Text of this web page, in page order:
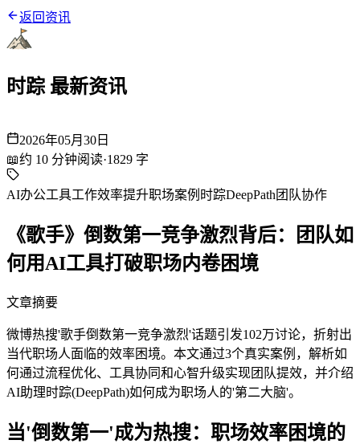
返回资讯
时踪 最新资讯
2026年05月30日
📖约 10 分钟阅读·1829 字
AI办公工具工作效率提升职场案例 时踪DeepPath 团队协作
《歌手》倒数第一竞争激烈背后：团队如
何用AI工具打破职场内卷困境
文章摘要
微博热搜'歌手倒数第一竞争激烈'话题引发102万讨论，折射出
当代职场人面临的效率困境。本文通过3个真实案例，解析如
何通过流程优化、工具协同和心智升级实现团队提效，并介绍
AI助理时踪(DeepPath)如何成为职场人的'第二大脑'。
当'倒数第一'成为热搜：职场效率困境的